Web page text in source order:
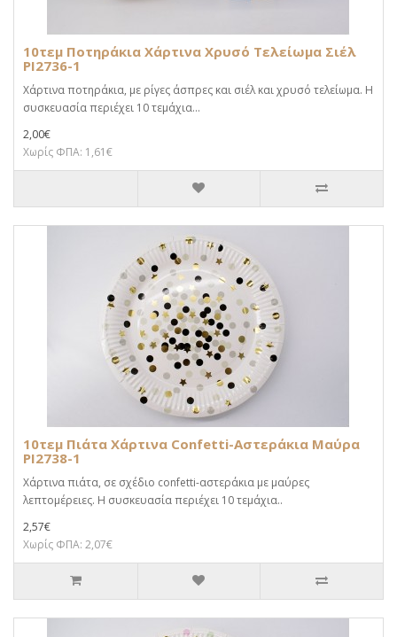
10τεμ Ποτηράκια Χάρτινα Χρυσό Τελείωμα Σιέλ
PI2736-1
Χάρτινα ποτηράκια, με ρίγες άσπρες και σιέλ και χρυσό τελείωμα. Η
συσκευασία περιέχει 10 τεμάχια...
2,00€
Χωρίς ΦΠΑ: 1,61€
10τεμ Πιάτα Χάρτινα Confetti-Αστεράκια Μαύρα
PI2738-1
Χάρτινα πιάτα, σε σχέδιο confetti-αστεράκια με μαύρες
λεπτομέρειες. Η συσκευασία περιέχει 10 τεμάχια..
2,57€
Χωρίς ΦΠΑ: 2,07€